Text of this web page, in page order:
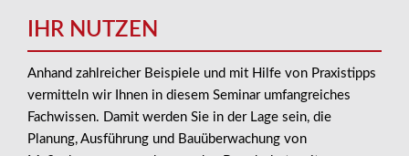
IHR NUTZEN
Anhand zahlreicher Beispiele und mit Hilfe von Praxistipps
vermitteln wir Ihnen in diesem Seminar umfangreiches
Fachwissen. Damit werden Sie in der Lage sein, die
Planung, Ausführung und Bauüberwachung von